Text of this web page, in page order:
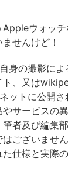
ウォッチ
せんけど！
の撮影によ
、又は
ットに公開
サービスの
者及び編集
ございませ
仕様と実際